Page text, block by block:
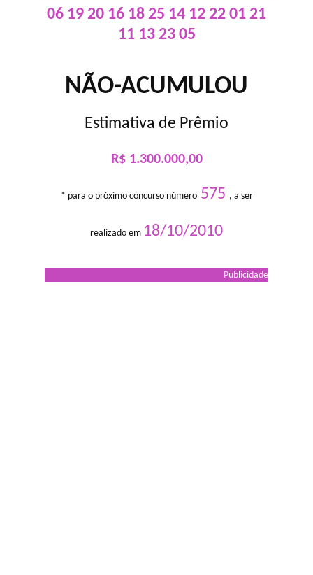
06 19 20 16 18 25 14 12 22 01 21
11 13 23 05
NÃO-ACUMULOU
Estimativa de Prêmio
R$ 1.300.000,00
* para o próximo concurso número575 , a ser
realizado em 18/10/2010
Publicidade